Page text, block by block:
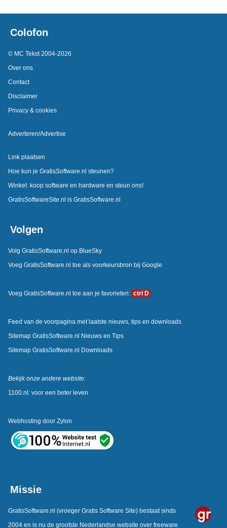
Colofon
© MC Tekst 2004-2026
Over ons
Contact
Disclaimer
Privacy & cookies
Adverteren/Advertise
Link plaatsen
Hoe kun je GratisSoftware.nl steunen?
Winkel: koop software en hardware en steun ons!
GratisSoftwareSite.nl is GratisSoftware.nl
Volgen
Volg GratisSoftware.nl op BlueSky
Voeg GratisSoftware.nl toe als voorkeursbron bij Google
Voeg GratisSoftware.nl toe aan je favorieten: ctrl D
Feed van de voorpagina met laatste nieuws, tips en downloads
Sitemap GratisSoftware.nl Nieuws en Tips
Sitemap GratisSoftware.nl Downloads
Bekijk onze andere website:
1100.nl: voor een beter leven
Webhosting door Zylon
Missie
GratisSoftware.nl (vroeger Gratis Software Site) bestaat sinds
2004 en is nu de grootste Nederlandse website over freeware.